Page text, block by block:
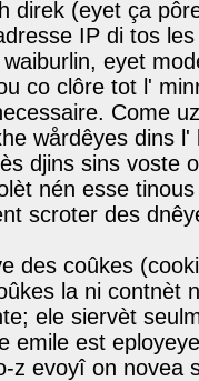
direk (eyet ça
IP di tos
waiburlin, eyet
co clôre tot l'
Come
wårdêyes dins
djins sins voste
nén esse
scroter des
des coûkes
la ni contnèt
ele siervèt
emile est
z evoyî on novea